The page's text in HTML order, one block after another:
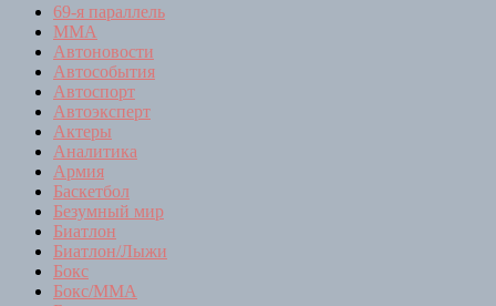
69-я параллель
MMA
Автоновости
Автособытия
Автоспорт
Автоэксперт
Актеры
Аналитика
Армия
Баскетбол
Безумный мир
Биатлон
Биатлон/Лыжи
Бокс
Бокс/MMA